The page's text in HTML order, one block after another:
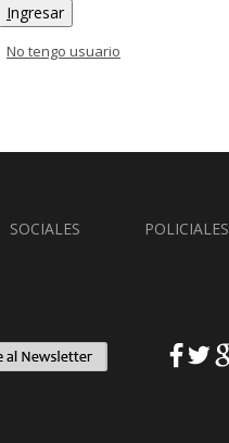
Ingresar
No tengo usuario
SOCIALES POLICIALES